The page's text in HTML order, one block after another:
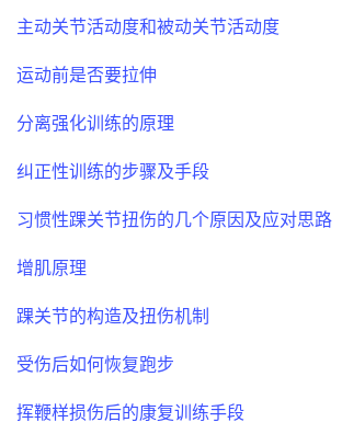
主动关节活动度和被动关节活动度
运动前是否要拉伸
分离强化训练的原理
纠正性训练的步骤及手段
习惯性踝关节扭伤的几个原因及应对思路
增肌原理
踝关节的构造及扭伤机制
受伤后如何恢复跑步
挥鞭样损伤后的康复训练手段